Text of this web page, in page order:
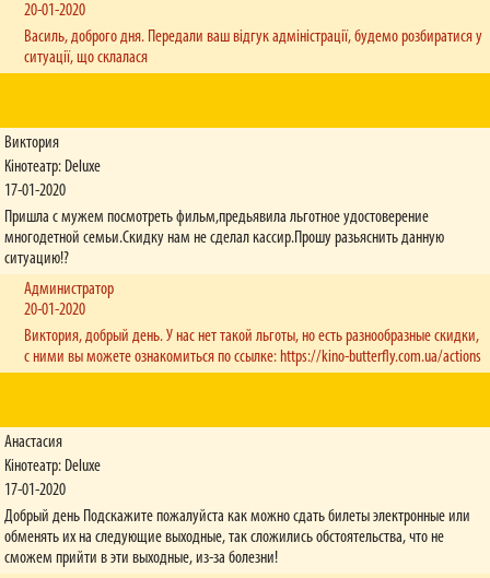
20-01-2020
Василь, доброго дня. Передали ваш відгук адміністрації, будемо розбиратися у
ситуації, що склалася
Виктория
Кінотеатр: Deluxe
17-01-2020
Пришла с мужем посмотреть фильм,предьявила льготное удостоверение
многодетной семьи.Скидку нам не сделал кассир.Прошу разьяснить данную
ситуацию!?
Администратор
20-01-2020
Виктория, добрый день. У нас нет такой льготы, но есть разнообразные скидки,
с ними вы можете ознакомиться по ссылке: https://kino-butterfly.com.ua/actions
Анастасия
Кінотеатр: Deluxe
17-01-2020
Добрый день Подскажите пожалуйста как можно сдать билеты электронные или
обменять их на следующие выходные, так сложились обстоятельства, что не
сможем прийти в эти выходные, из-за болезни!